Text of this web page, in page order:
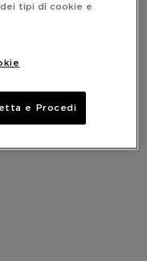
tipi di cookie e
e Procedi